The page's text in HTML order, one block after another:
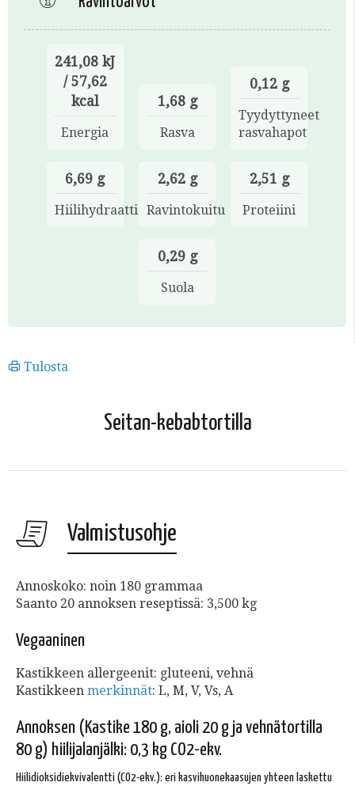
241,08 kJ
/ 57,62
kcal
Energia
1,68 g
Rasva
0,12 g
Tyydyttyneet
rasvahapot
6,69 g
Hiilihydraatti
2,62 g
Ravintokuitu
2,51 g
Proteiini
0,29 g
Suola
Tulosta
Seitan-kebabtortilla
Valmistusohje
Annoskoko: noin 180 grammaa
Saanto 20 annoksen reseptissä: 3,500 kg
Vegaaninen
Kastikkeen allergeenit: gluteeni, vehnä
Kastikkeen merkinnät: L, M, V, Vs, A
Annoksen (Kastike 180 g, aioli 20 g ja vehnätortilla
80 g) hiilijalanjälki: 0,3 kg CO2-ekv.
Hiilidioksidiekvivalentti (CO2-ekv.): eri kasvihuonekaasujen yhteen laskettu